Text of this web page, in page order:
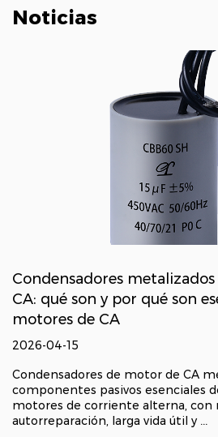
Noticias
Condensadores
CA: qué son y por qué son
motores de CA
2026-04-15
Condensadores de motor de CA
componentes pasivos esenciales
motores de corriente alterna,
autorreparación, larga vida útil y ...